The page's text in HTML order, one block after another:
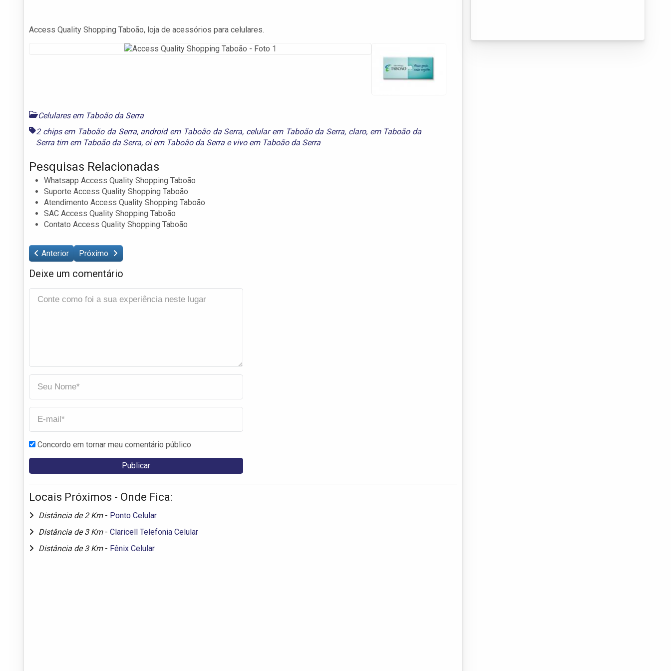
Access Quality Shopping Taboão, loja de acessórios para celulares.
Celulares em Taboão da Serra
2 chips em Taboão da Serra, android em Taboão da Serra, celular em Taboão da Serra, claro, em Taboão da
Serra tim em Taboão da Serra, oi em Taboão da Serra e vivo em Taboão da Serra
Pesquisas Relacionadas
Whatsapp Access Quality Shopping Taboão
Suporte Access Quality Shopping Taboão
Atendimento Access Quality Shopping Taboão
SAC Access Quality Shopping Taboão
Contato Access Quality Shopping Taboão
Anterior Próximo
Deixe um comentário
Concordo em tornar meu comentário público
Locais Próximos - Onde Fica:
Distância de 2 Km - Ponto Celular
Distância de 3 Km - Claricell Telefonia Celular
Distância de 3 Km - Fênix Celular